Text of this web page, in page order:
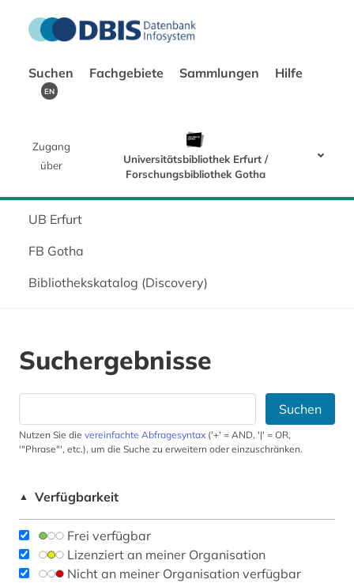
Suchen Fachgebiete Sammlungen Hilfe
EN
Zugang
über
Universitätsbibliothek Erfurt /
Forschungsbibliothek Gotha
UB Erfurt
FB Gotha
Bibliothekskatalog (Discovery)
Suchergebnisse
Suchen
Nutzen Sie die vereinfachte Abfragesyntax ('+' = AND, '|' = OR,
'"Phrase"', etc.), um die Suche zu erweitern oder einzuschränken.
▲ Verfügbarkeit
Frei verfügbar
Lizenziert an meiner Organisation
Nicht an meiner Organisation verfügbar